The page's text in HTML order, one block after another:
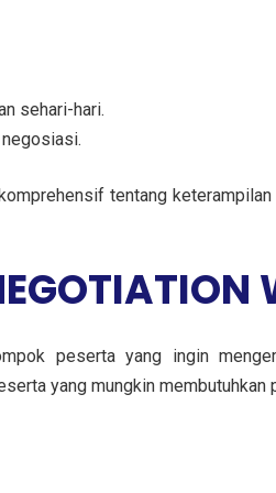
sehari-hari.
tentang
peserta yang ingin
yang mungkin membutuhkan